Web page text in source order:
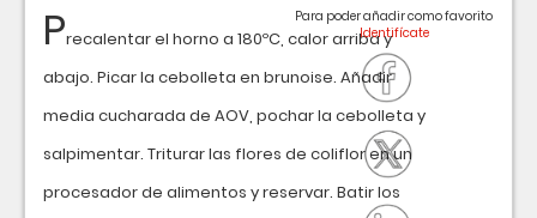
Precalentar el horno a 180ºC, calor arriba y
abajo. Picar la cebolleta en brunoise. Añadir
media cucharada de AOV, pochar la cebolleta y
salpimentar. Triturar las flores de coliflor en un
procesador de alimentos y reservar. Batir los
Para poder añadir como favorito